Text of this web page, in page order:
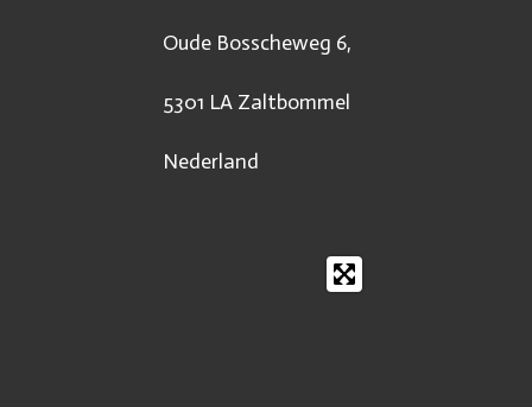
Oude Bosscheweg 6,
5301 LA Zaltbommel
Nederland